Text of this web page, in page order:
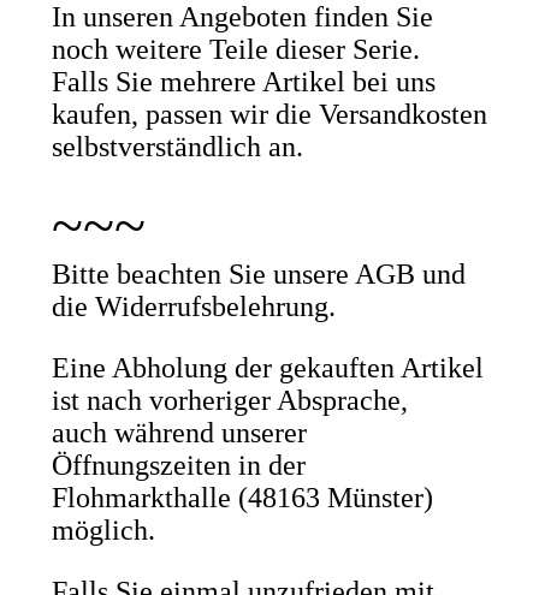
In unseren Angeboten finden Sie
noch weitere Teile dieser Serie.
Falls Sie mehrere Artikel bei uns
kaufen, passen wir die Versandkosten
selbstverständlich an.
~~~
Bitte beachten Sie unsere AGB und
die Widerrufsbelehrung.
Eine Abholung der gekauften Artikel
ist nach vorheriger Absprache,
auch während unserer
Öffnungszeiten in der
Flohmarkthalle (48163 Münster)
möglich.